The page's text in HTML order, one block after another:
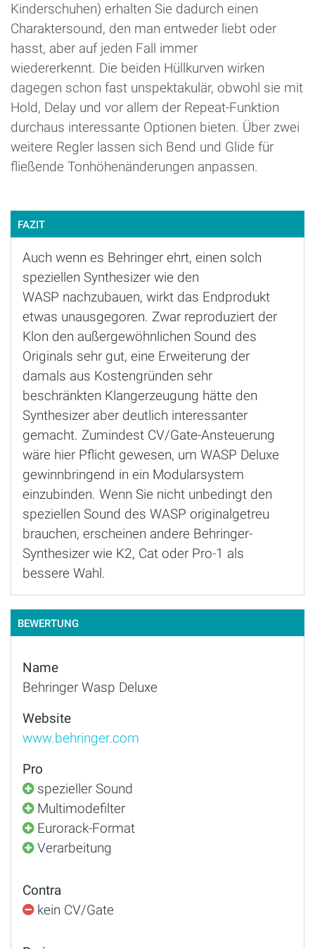
Kinderschuhen) erhalten Sie dadurch einen
Charaktersound, den man entweder liebt oder
hasst, aber auf jeden Fall immer
wiedererkennt. Die beiden Hüllkurven wirken
dagegen schon fast unspektakulär, obwohl sie mit
Hold, Delay und vor allem der Repeat-Funktion
durchaus interessante Optionen bieten. Über zwei
weitere Regler lassen sich Bend und Glide für
fließende Tonhöhenänderungen anpassen.
FAZIT
Auch wenn es Behringer ehrt, einen solch
speziellen Synthesizer wie den
WASP nachzubauen, wirkt das Endprodukt
etwas unausgegoren. Zwar reproduziert der
Klon den außergewöhnlichen Sound des
Originals sehr gut, eine Erweiterung der
damals aus Kostengründen sehr
beschränkten Klangerzeugung hätte den
Synthesizer aber deutlich interessanter
gemacht. Zumindest CV/Gate-Ansteuerung
wäre hier Pflicht gewesen, um WASP Deluxe
gewinnbringend in ein Modularsystem
einzubinden. Wenn Sie nicht unbedingt den
speziellen Sound des WASP originalgetreu
brauchen, erscheinen andere Behringer-
Synthesizer wie K2, Cat oder Pro-1 als
bessere Wahl.
BEWERTUNG
Name
Behringer Wasp Deluxe
Website
www.behringer.com
Pro
spezieller Sound
Multimodefilter
Eurorack-Format
Verarbeitung
Contra
kein CV/Gate